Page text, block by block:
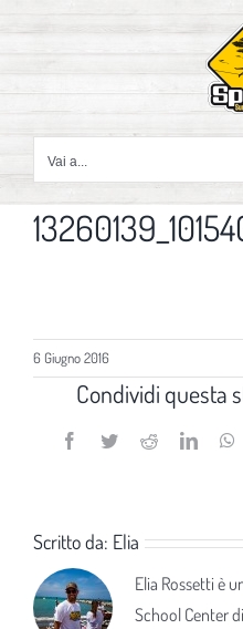
contenuto
Vai a...
6 Giugno 2016
Condividi questa
Facebook
TwitterReddit
Scritto da: Elia
Elia Rossetti è
School Center